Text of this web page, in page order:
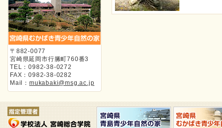
〒882-0077
宮崎県延岡市行縢町760番3
TEL：0982-38-0272
FAX：0982-38-0282
Mail： mukabaki@msg.ac.jp